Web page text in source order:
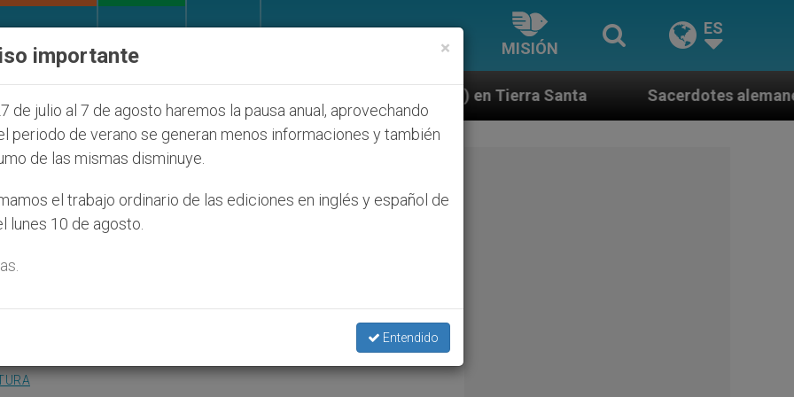
MISIÓN
ES
que afecta a cristianos (y no sólo) en Tierra Santa Sacerdotes alemanes fieles al Papa
cristiano sobre
Mundial
×
importante
de julio al 7 de agosto haremos la pausa anual, aprovechando
periodo de verano se generan menos informaciones y también
de las mismas disminuye.
el trabajo ordinario de las ediciones en inglés y español de
lunes 10 de agosto.
Entendido